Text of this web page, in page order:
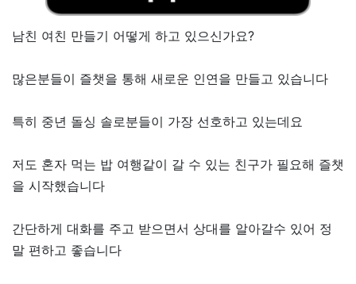
남친 여친 만들기 어떻게 하고 있으신가요?
많은분들이 즐챗을 통해 새로운 인연을 만들고 있습니다
특히 중년 돌싱 솔로분들이 가장 선호하고 있는데요
저도 혼자 먹는 밥 여행같이 갈 수 있는 친구가 필요해 즐챗
을 시작했습니다
간단하게 대화를 주고 받으면서 상대를 알아갈수 있어 정
말 편하고 좋습니다